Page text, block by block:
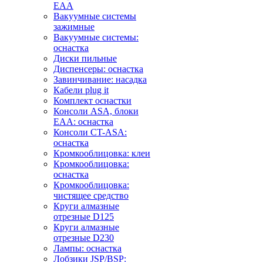
EAA
Вакуумные системы
зажимные
Вакуумные системы:
оснастка
Диски пильные
Диспенсеры: оснастка
Завинчивание: насадка
Кабели plug it
Комплект оснастки
Консоли ASA, блоки
EAA: оснастка
Консоли CT-ASA:
оснастка
Кромкооблицовка: клеи
Кромкооблицовка:
оснастка
Кромкооблицовка:
чистящее средство
Круги алмазные
отрезные D125
Круги алмазные
отрезные D230
Лампы: оснастка
Лобзики JSP/BSP: